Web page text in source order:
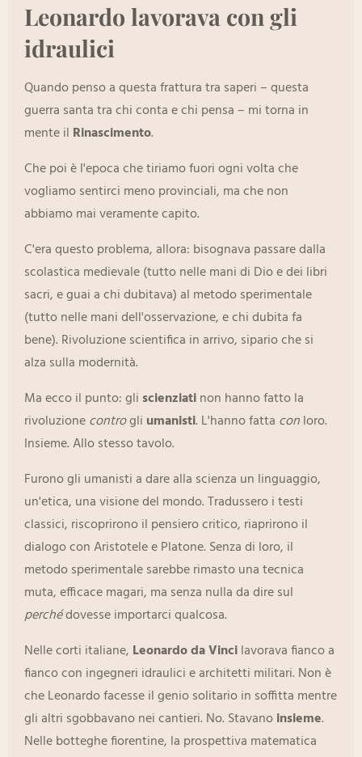
Leonardo lavorava con gli
idraulici
Quando penso a questa frattura tra saperi – questa
guerra santa tra chi conta e chi pensa – mi torna in
mente il Rinascimento.
Che poi è l'epoca che tiriamo fuori ogni volta che
vogliamo sentirci meno provinciali, ma che non
abbiamo mai veramente capito.
C'era questo problema, allora: bisognava passare dalla
scolastica medievale (tutto nelle mani di Dio e dei libri
sacri, e guai a chi dubitava) al metodo sperimentale
(tutto nelle mani dell'osservazione, e chi dubita fa
bene). Rivoluzione scientifica in arrivo, sipario che si
alza sulla modernità.
Ma ecco il punto: gli scienziatinon hanno fatto la
rivoluzionecontrogli umanisti. L'hanno fatta conloro.
Insieme. Allo stesso tavolo.
Furono gli umanisti a dare alla scienza un linguaggio,
un'etica, una visione del mondo. Tradussero i testi
classici, riscoprirono il pensiero critico, riaprirono il
dialogo con Aristotele e Platone. Senza di loro, il
metodo sperimentale sarebbe rimasto una tecnica
muta, efficace magari, ma senza nulla da dire sul
perchédovesse importarci qualcosa.
Nelle corti italiane, Leonardo da Vincilavorava fianco a
fianco con ingegneri idraulici e architetti militari. Non è
che Leonardo facesse il genio solitario in soffitta mentre
gli altri sgobbavano nei cantieri. No. Stavanoinsieme.
Nelle botteghe fiorentine, la prospettiva matematica